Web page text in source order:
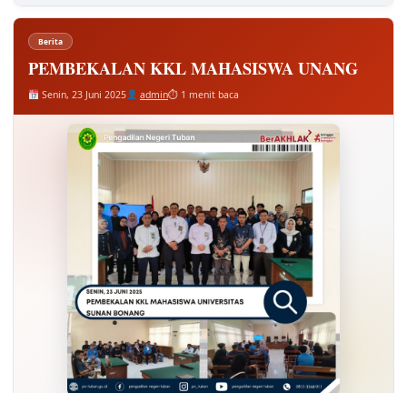
Berita
PEMBEKALAN KKL MAHASISWA UNANG
Senin, 23 Juni 2025 admin⏱ 1 menit baca